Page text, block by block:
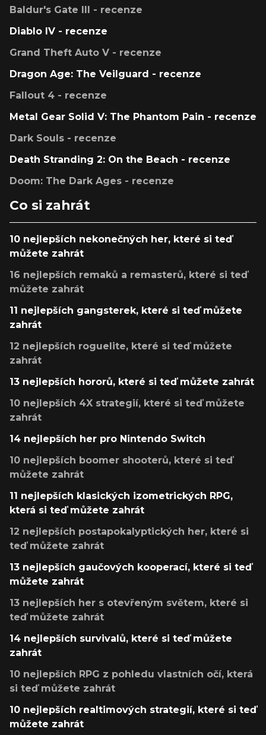
Baldur's Gate III - recenze
Diablo IV - recenze
Grand Theft Auto V - recenze
Dragon Age: The Veilguard - recenze
Fallout 4 - recenze
Metal Gear Solid V: The Phantom Pain - recenze
Dark Souls - recenze
Death Stranding 2: On the Beach - recenze
Doom: The Dark Ages - recenze
Co si zahrát
10 nejlepších nekonečných her, které si teď
můžete zahrát
16 nejlepších remaků a remasterů, které si teď
můžete zahrát
11 nejlepších gangsterek, které si teď můžete
zahrát
12 nejlepších roguelite, které si teď můžete
zahrát
13 nejlepších hororů, které si teď můžete zahrát
10 nejlepších 4X strategií, které si teď můžete
zahrát
14 nejlepších her pro Nintendo Switch
10 nejlepších boomer shooterů, které si teď
můžete zahrát
11 nejlepších klasických izometrických RPG,
která si teď můžete zahrát
12 nejlepších postapokalyptických her, které si
teď můžete zahrát
13 nejlepších gaučových kooperací, které si teď
můžete zahrát
13 nejlepších her s otevřeným světem, které si
teď můžete zahrát
14 nejlepších survivalů, které si teď můžete
zahrát
10 nejlepších RPG z pohledu vlastních očí, která
si teď můžete zahrát
10 nejlepších realtimových strategií, které si teď
můžete zahrát